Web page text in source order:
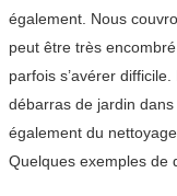
également. Nous
peut être très
parfois s’avérer
débarras de jardin
également du
Quelques exemples de